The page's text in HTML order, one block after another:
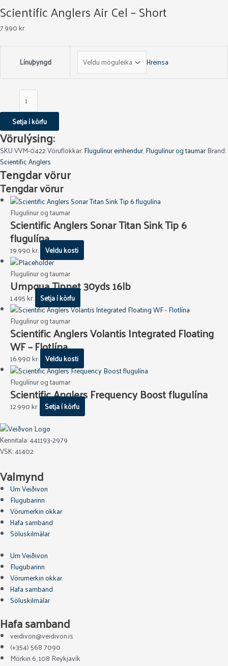
Scientific Anglers Air Cel – Short
7.990kr.
Línuþyngd Hreinsa
Setja í körfu
Vörulýsing:
SKUVVM-0422Vöruflokkar:Flugulínur einhendur,Flugulínur og taumarBrand:
Scientific Anglers
Tengdar vörur
Tengdar vörur
Flugulínur og taumar
Scientific Anglers Sonar Titan Sink Tip 6
flugulína
19.990kr. Veldu kosti
Flugulínur og taumar
Umpqua Tippet 30yds 16lb
1.495kr. Setja í körfu
Flugulínur og taumar
Scientific Anglers Volantis Integrated Floating
WF – Flotlína
16.990kr. Veldu kosti
Flugulínur og taumar
Scientific Anglers Frequency Boost flugulína
12.990kr. Setja í körfu
Kennitala: 441193-2979
VSK: 41402
Valmynd
Um Veiðivon
Flugubarinn
Vörumerkin okkar
Hafa samband
Söluskilmálar
Um Veiðivon
Flugubarinn
Vörumerkin okkar
Hafa samband
Söluskilmálar
Hafa samband
veidivon@veidivon.is
(+354) 568 7090
Mörkin 6, 108 Reykjavík